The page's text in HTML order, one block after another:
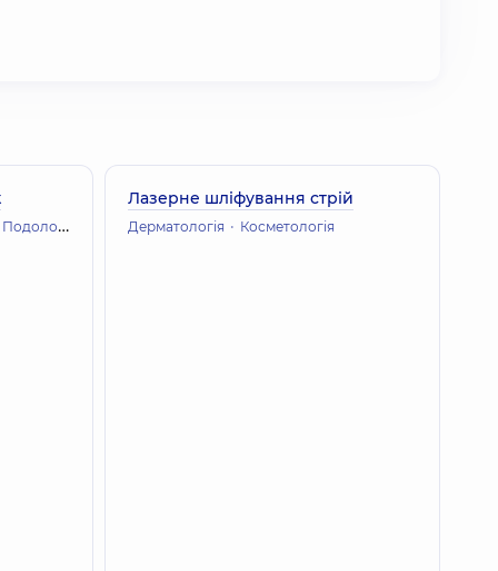
Подологiя
Лазерне шліфування стрій
Дерматологія Косметологія